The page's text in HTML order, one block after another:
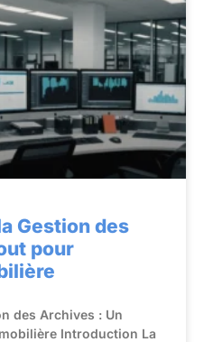
Gestion des
pour
des Archives : Un
Introduction La